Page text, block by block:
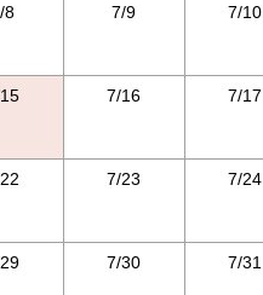
8 7/9 7/10
7/16 7/17
7/23 7/24
7/30 7/31